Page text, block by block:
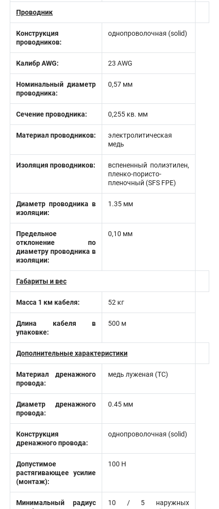
Проводник
Конструкция
проводников:
однопроволочная (solid)
Калибр AWG: 23 AWG
Номинальный диаметр
проводника:
0,57 мм
Сечение проводника: 0,255 кв. мм
Материал проводников:
электролитическая
медь
Изоляция проводников:
вспененный полиэтилен,
пленко-пористо-
пленочный (SFS FPE)
Диаметр проводника в
изоляции:
1.35 мм
Предельное
отклонение по
диаметру проводника в
изоляции:
0,10 мм
Габариты и вес
Масса 1 км кабеля: 52 кг
Длина кабеля в
упаковке:
500 м
Дополнительные характеристики
Материал дренажного
провода:
медь луженая (TC)
Диаметр дренажного
провода:
0.45 мм
Конструкция
дренажного провода:
однопроволочная (solid)
Допустимое
растягивающее усилие
(монтаж):
100 Н
Минимальный радиус
10 / 5 наружных